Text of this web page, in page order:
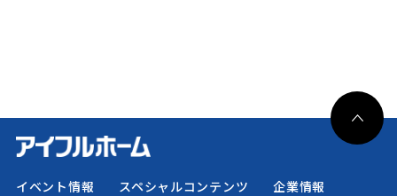
イベント情報 スペシャルコンテンツ 企業情報